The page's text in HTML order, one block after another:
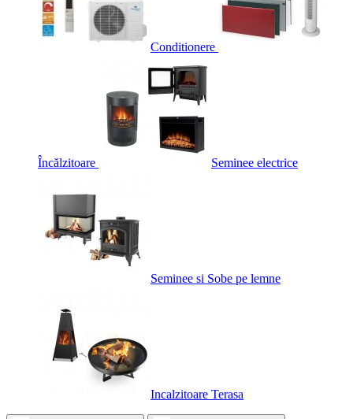
Conditionere
Încălzitoare Seminee electrice
Seminee si Sobe pe lemne
Incalzitoare Terasa